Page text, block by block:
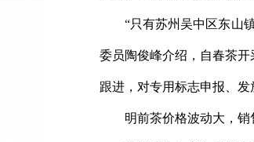
“只有苏州吴中区东山
委员陶俊峰介绍，自春茶
跟进，对专用标志申报、
明前茶价格波动大，销